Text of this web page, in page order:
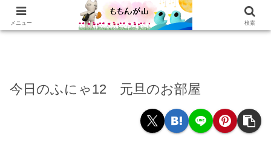
ホーム 乳がんの話
乳がん記録
おかわり
もぐもぐ 読書記録
今日のふにゃ12 元旦のお部屋
メニュー 検索